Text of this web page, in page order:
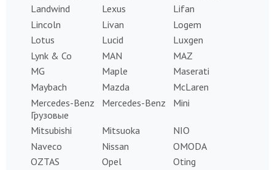
Landwind
Lexus
Lifan
Lincoln
Livan
Logem
Lotus
Lucid
Luxgen
Lynk & Co
MAN
MAZ
MG
Maple
Maserati
Maybach
Mazda
McLaren
Mercedes-Benz
Грузовые
Mercedes-Benz Mini
Mitsubishi Mitsuoka
NIO
Naveco
Nissan
OMODA
OZTAS
Opel
Oting